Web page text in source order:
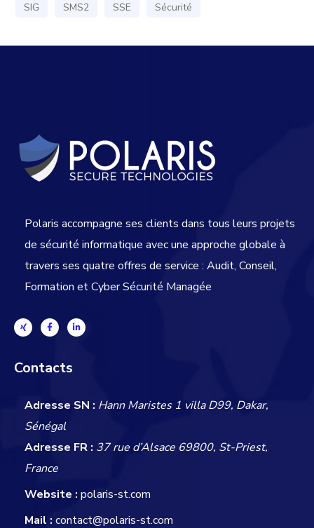
SIG
SMS2 SSE Sécurité
Polaris accompagne ses clients dans tous leurs projets
de sécurité informatique avec une approche globale à
travers ses quatre offres de service : Audit, Conseil,
Formation et Cyber Sécurité Managée
Contacts
Adresse SN : Hann Maristes 1 villa D99, Dakar,
Sénégal
Adresse FR : 37 rue d’Alsace 69800, St-Priest,
France
Website : polaris-st.com
Mail : contact@polaris-st.com